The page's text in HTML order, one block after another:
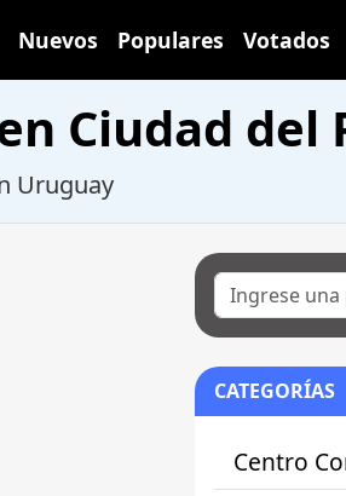
Nuevos Populares Votados
Ciudad del
Uruguay
CATEGORÍAS
Centro